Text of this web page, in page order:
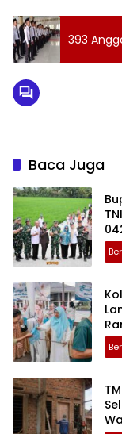
393
Baca Juga